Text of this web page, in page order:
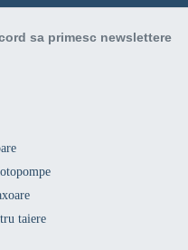
sa primesc newslettere
Echipamente pentru taiere